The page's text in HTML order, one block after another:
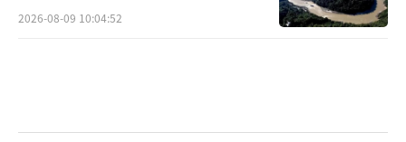
2026-08-09 10:04:52